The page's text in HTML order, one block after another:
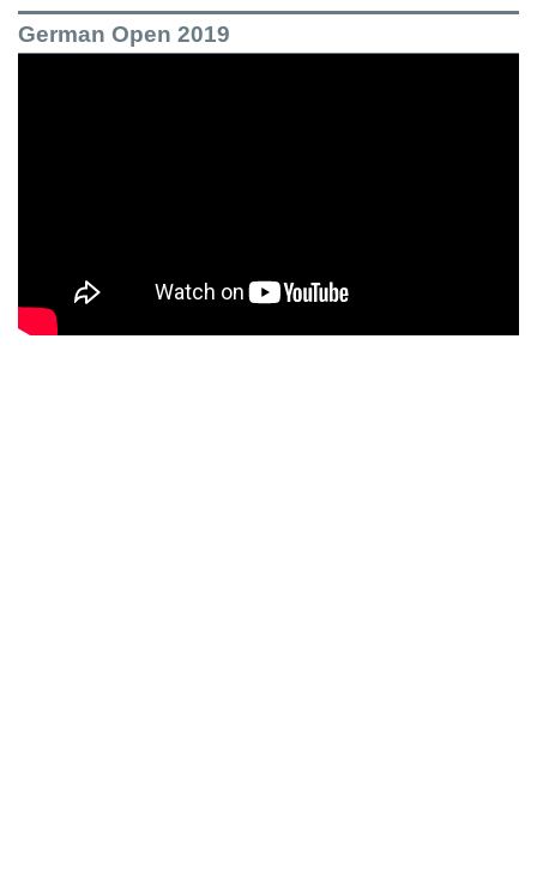
German Open 2019